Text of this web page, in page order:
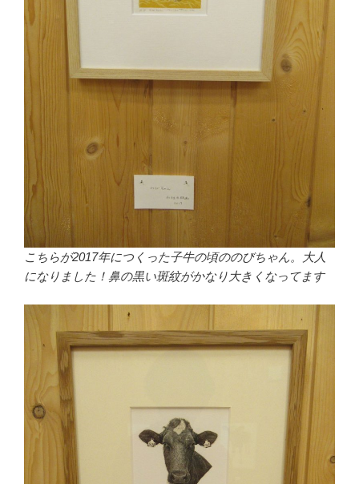
こちらが2017年につくった子牛の頃ののびちゃん。大人
になりました！鼻の黒い斑紋がかなり大きくなってます